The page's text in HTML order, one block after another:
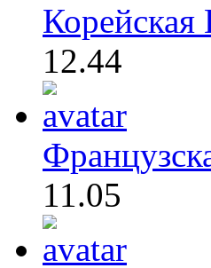
12.44
11.05